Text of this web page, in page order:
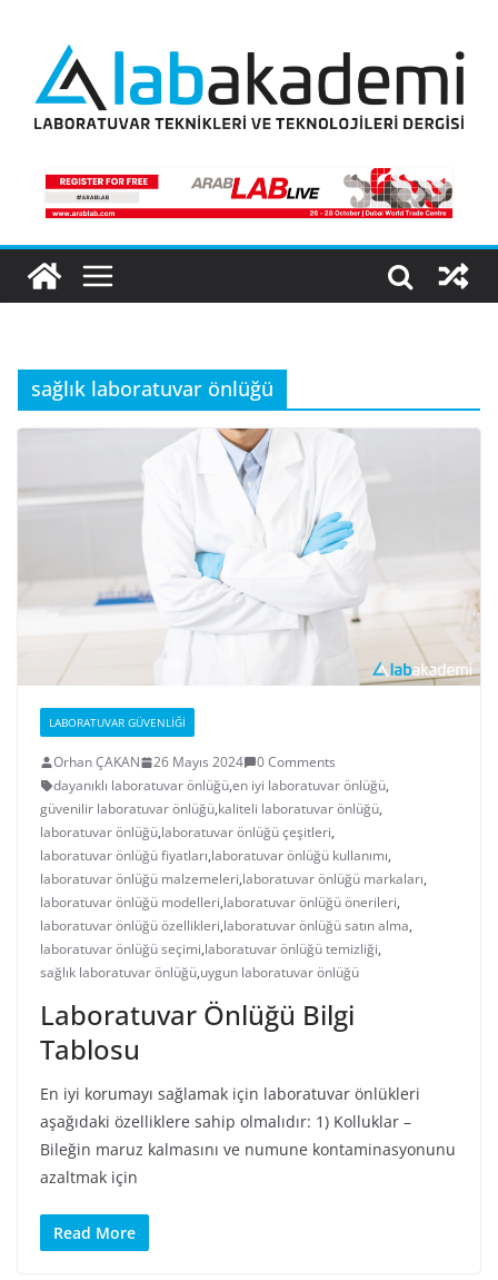
content
sağlık laboratuvar önlüğü
LABORATUVAR GÜVENLIĞI
Orhan ÇAKAN 26 Mayıs 2024
0 Comments
dayanıklı laboratuvar önlüğü,en iyi laboratuvar önlüğü,
güvenilir laboratuvar önlüğü,kaliteli laboratuvar önlüğü,
laboratuvar önlüğü,laboratuvar önlüğü çeşitleri,
laboratuvar önlüğü fiyatları,laboratuvar önlüğü kullanımı,
laboratuvar önlüğü malzemeleri,laboratuvar önlüğü markaları,
laboratuvar önlüğü modelleri,laboratuvar önlüğü önerileri,
laboratuvar önlüğü özellikleri,laboratuvar önlüğü satın alma,
laboratuvar önlüğü seçimi,laboratuvar önlüğü temizliği,
sağlık laboratuvar önlüğü,uygun laboratuvar önlüğü
Laboratuvar Önlüğü Bilgi
Tablosu
En iyi korumayı sağlamak için laboratuvar önlükleri
aşağıdaki özelliklere sahip olmalıdır: 1) Kolluklar –
Bileğin maruz kalmasını ve numune kontaminasyonunu
azaltmak için
Read More